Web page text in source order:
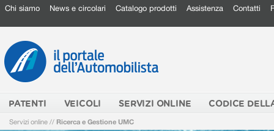
Chi siamo News e circolari Catalogo prodotti Assistenza Contatti
PATENTI VEICOLI SERVIZI ONLINE CODICE
Servizi online // Ricerca e Gestione UMC